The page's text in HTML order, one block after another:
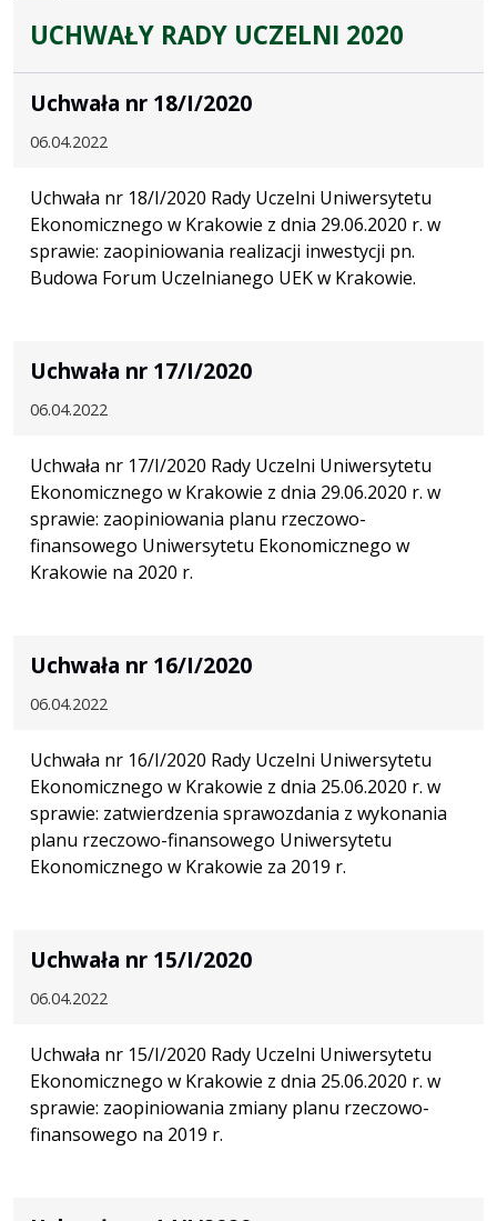
UCHWAŁY RADY UCZELNI 2020
Uchwała nr 18/I/2020
06.04.2022
Uchwała nr 18/I/2020 Rady Uczelni Uniwersytetu
Ekonomicznego w Krakowie z dnia 29.06.2020 r. w
sprawie: zaopiniowania realizacji inwestycji pn.
Budowa Forum Uczelnianego UEK w Krakowie.
Uchwała nr 17/I/2020
06.04.2022
Uchwała nr 17/I/2020 Rady Uczelni Uniwersytetu
Ekonomicznego w Krakowie z dnia 29.06.2020 r. w
sprawie: zaopiniowania planu rzeczowo-
finansowego Uniwersytetu Ekonomicznego w
Krakowie na 2020 r.
Uchwała nr 16/I/2020
06.04.2022
Uchwała nr 16/I/2020 Rady Uczelni Uniwersytetu
Ekonomicznego w Krakowie z dnia 25.06.2020 r. w
sprawie: zatwierdzenia sprawozdania z wykonania
planu rzeczowo-finansowego Uniwersytetu
Ekonomicznego w Krakowie za 2019 r.
Uchwała nr 15/I/2020
06.04.2022
Uchwała nr 15/I/2020 Rady Uczelni Uniwersytetu
Ekonomicznego w Krakowie z dnia 25.06.2020 r. w
sprawie: zaopiniowania zmiany planu rzeczowo-
finansowego na 2019 r.